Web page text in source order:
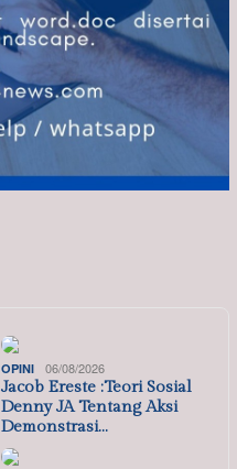
OPINI 06/08/2026
Jacob Ereste :Teori Sosial
Denny JA Tentang Aksi
Demonstrasi…